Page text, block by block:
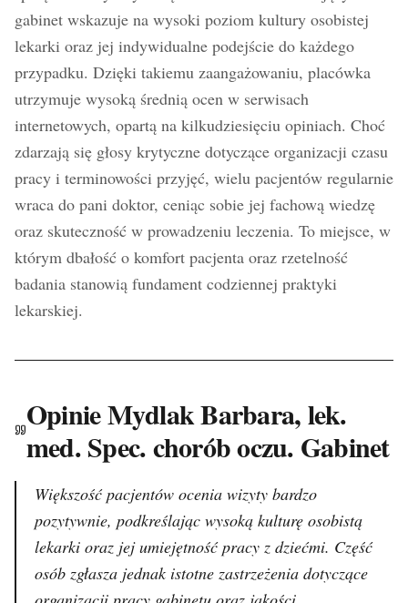
gabinet wskazuje na wysoki poziom kultury osobistej
lekarki oraz jej indywidualne podejście do każdego
przypadku. Dzięki takiemu zaangażowaniu, placówka
utrzymuje wysoką średnią ocen w serwisach
internetowych, opartą na kilkudziesięciu opiniach. Choć
zdarzają się głosy krytyczne dotyczące organizacji czasu
pracy i terminowości przyjęć, wielu pacjentów regularnie
wraca do pani doktor, ceniąc sobie jej fachową wiedzę
oraz skuteczność w prowadzeniu leczenia. To miejsce, w
którym dbałość o komfort pacjenta oraz rzetelność
badania stanowią fundament codziennej praktyki
lekarskiej.
Opinie Mydlak Barbara, lek.
med. Spec. chorób oczu. Gabinet
Większość pacjentów ocenia wizyty bardzo
pozytywnie, podkreślając wysoką kulturę osobistą
lekarki oraz jej umiejętność pracy z dziećmi. Część
osób zgłasza jednak istotne zastrzeżenia dotyczące